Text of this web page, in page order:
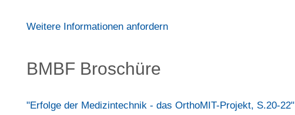
Weitere Informationen anfordern
BMBF Broschüre
"Erfolge der Medizintechnik - das OrthoMIT-Projekt, S.20-22"